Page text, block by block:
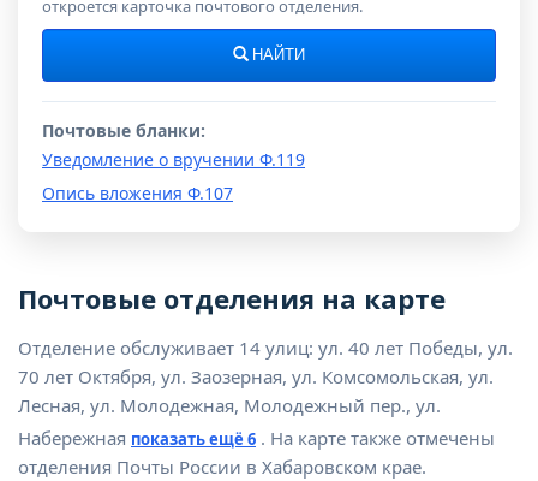
откроется карточка почтового отделения.
НАЙТИ
Почтовые бланки:
Уведомление о вручении Ф.119
Опись вложения Ф.107
Почтовые отделения на карте
Отделение обслуживает 14 улиц: ул. 40 лет Победы, ул.
70 лет Октября, ул. Заозерная, ул. Комсомольская, ул.
Лесная, ул. Молодежная, Молодежный пер., ул.
Набережная показать ещё 6 . На карте также отмечены
отделения Почты России в Хабаровском крае.